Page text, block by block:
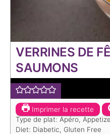
VERRINES DE
SAUMONS
Imprimer la recette
Type de plat: Apéro,
Diet: Diabetic, Gluten Free